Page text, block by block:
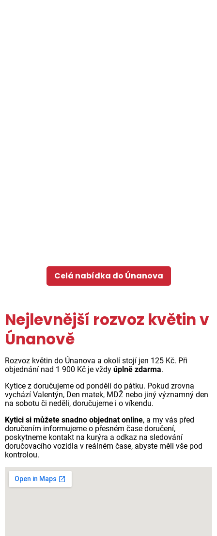
Celá nabídka do Únanova
Nejlevnější rozvoz květin v
Únanově
Rozvoz květin do Únanova a okolí stojí jen 125 Kč. Při
objednání nad 1 900 Kč je vždy úplně zdarma.
Kytice z doručujeme od pondělí do pátku. Pokud zrovna
vychází Valentýn, Den matek, MDŽ nebo jiný významný den
na sobotu či neděli, doručujeme i o víkendu.
Kytici si můžete snadno objednat online, a my vás před
doručením informujeme o přesném čase doručení,
poskytneme kontakt na kurýra a odkaz na sledování
doručovacího vozidla v reálném čase, abyste měli vše pod
kontrolou.